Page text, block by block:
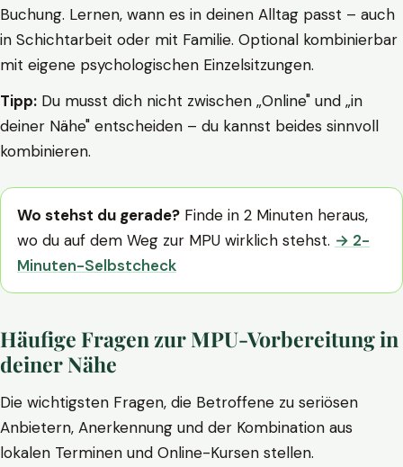
Buchung. Lernen, wann es in deinen Alltag passt – auch
in Schichtarbeit oder mit Familie. Optional kombinierbar
mit eigene psychologischen Einzelsitzungen.
Tipp: Du musst dich nicht zwischen „Online" und „in
deiner Nähe" entscheiden – du kannst beides sinnvoll
kombinieren.
Wo stehst du gerade? Finde in 2 Minuten heraus,
wo du auf dem Weg zur MPU wirklich stehst. → 2-
Minuten-Selbstcheck
Häufige Fragen zur MPU-Vorbereitung in
deiner Nähe
Die wichtigsten Fragen, die Betroffene zu seriösen
Anbietern, Anerkennung und der Kombination aus
lokalen Terminen und Online-Kursen stellen.